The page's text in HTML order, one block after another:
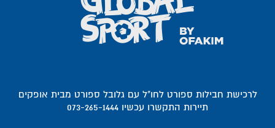
לרכישת חבילות ספורט לחו"ל עם גלובל ספורט מבית אופקים
תיירות התקשרו עכשיו 073-265-1444